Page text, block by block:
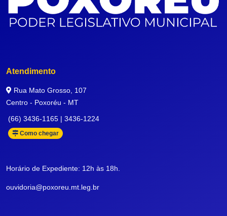
Atendimento
Rua Mato Grosso, 107
Centro - Poxoréu - MT
(66) 3436-1165 | 3436-1224
Como chegar
Horário de Expediente: 12h às 18h.
ouvidoria@poxoreu.mt.leg.br